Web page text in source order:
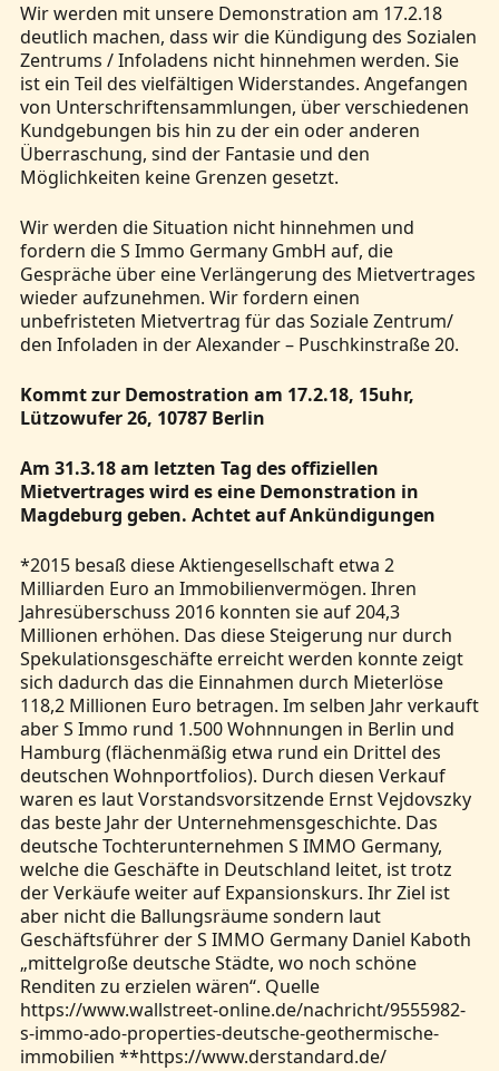
Wir werden mit unsere Demonstration am 17.2.18
deutlich machen, dass wir die Kündigung des Sozialen
Zentrums / Infoladens nicht hinnehmen werden. Sie
ist ein Teil des vielfältigen Widerstandes. Angefangen
von Unterschriftensammlungen, über verschiedenen
Kundgebungen bis hin zu der ein oder anderen
Überraschung, sind der Fantasie und den
Möglichkeiten keine Grenzen gesetzt.
Wir werden die Situation nicht hinnehmen und
fordern die S Immo Germany GmbH auf, die
Gespräche über eine Verlängerung des Mietvertrages
wieder aufzunehmen. Wir fordern einen
unbefristeten Mietvertrag für das Soziale Zentrum/
den Infoladen in der Alexander – Puschkinstraße 20.
Kommt zur Demostration am 17.2.18, 15uhr,
Lützowufer 26, 10787 Berlin
Am 31.3.18 am letzten Tag des offiziellen
Mietvertrages wird es eine Demonstration in
Magdeburg geben. Achtet auf Ankündigungen
*2015 besaß diese Aktiengesellschaft etwa 2
Milliarden Euro an Immobilienvermögen. Ihren
Jahresüberschuss 2016 konnten sie auf 204,3
Millionen erhöhen. Das diese Steigerung nur durch
Spekulationsgeschäfte erreicht werden konnte zeigt
sich dadurch das die Einnahmen durch Mieterlöse
118,2 Millionen Euro betragen. Im selben Jahr verkauft
aber S Immo rund 1.500 Wohnnungen in Berlin und
Hamburg (flächenmäßig etwa rund ein Drittel des
deutschen Wohnportfolios). Durch diesen Verkauf
waren es laut Vorstandsvorsitzende Ernst Vejdovszky
das beste Jahr der Unternehmensgeschichte. Das
deutsche Tochterunternehmen S IMMO Germany,
welche die Geschäfte in Deutschland leitet, ist trotz
der Verkäufe weiter auf Expansionskurs. Ihr Ziel ist
aber nicht die Ballungsräume sondern laut
Geschäftsführer der S IMMO Germany Daniel Kaboth
„mittelgroße deutsche Städte, wo noch schöne
Renditen zu erzielen wären“. Quelle
https://www.wallstreet-online.de/nachricht/9555982-
s-immo-ado-properties-deutsche-geothermische-
immobilien **https://www.derstandard.de/